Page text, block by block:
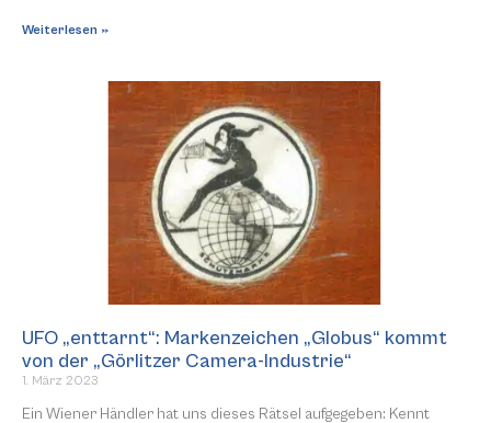
Weiterlesen »
UFO „enttarnt“: Markenzeichen „Globus“ kommt
von der „Görlitzer Camera-Industrie“
1. März 2023
Ein Wiener Händler hat uns dieses Rätsel aufgegeben: Kennt